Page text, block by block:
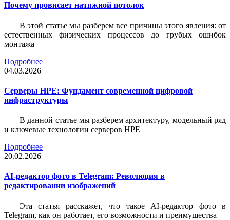
Почему провисает натяжной потолок
В этой статье мы разберем все причины этого явления: от
естественных физических процессов до грубых ошибок
монтажа
Подробнее
04.03.2026
Серверы HPE: Фундамент современной цифровой
инфраструктуры
В данной статье мы разберем архитектуру, модельный ряд
и ключевые технологии серверов HPE
Подробнее
20.02.2026
AI-редактор фото в Telegram: Революция в
редактировании изображений
Эта статья расскажет, что такое AI-редактор фото в
Telegram, как он работает, его возможности и преимущества